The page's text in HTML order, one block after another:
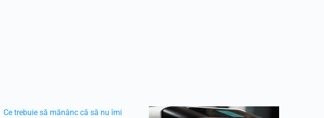
Ce trebuie să mănânc că să nu îmi